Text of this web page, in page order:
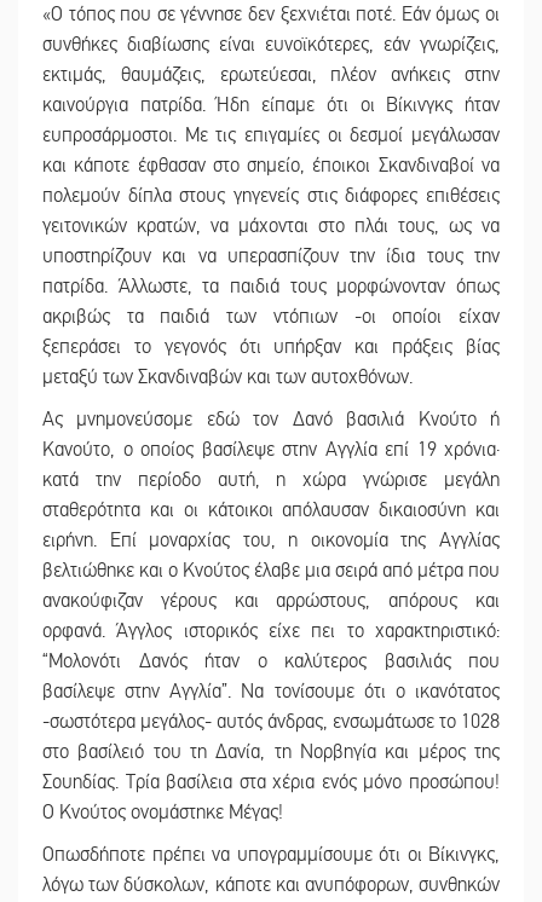
«Ο τόπος που σε γέννησε δεν ξεχνιέται ποτέ. Εάν όμως οι
συνθήκες διαβίωσης είναι ευνοϊκότερες, εάν γνωρίζεις,
εκτιμάς, θαυμάζεις, ερωτεύεσαι, πλέον ανήκεις στην
καινούργια πατρίδα. Ήδη είπαμε ότι οι Βίκινγκς ήταν
ευπροσάρμοστοι. Με τις επιγαμίες οι δεσμοί μεγάλωσαν
και κάποτε έφθασαν στο σημείο, έποικοι Σκανδιναβοί να
πολεμούν δίπλα στους γηγενείς στις διάφορες επιθέσεις
γειτονικών κρατών, να μάχονται στο πλάι τους, ως να
υποστηρίζουν και να υπερασπίζουν την ίδια τους την
πατρίδα. Άλλωστε, τα παιδιά τους μορφώνονταν όπως
ακριβώς τα παιδιά των ντόπιων -οι οποίοι είχαν
ξεπεράσει το γεγονός ότι υπήρξαν και πράξεις βίας
μεταξύ των Σκανδιναβών και των αυτοχθόνων.
Ας μνημονεύσομε εδώ τον Δανό βασιλιά Κνούτο ή
Κανούτο, ο οποίος βασίλεψε στην Αγγλία επί 19 χρόνια·
κατά την περίοδο αυτή, η χώρα γνώρισε μεγάλη
σταθερότητα και οι κάτοικοι απόλαυσαν δικαιοσύνη και
ειρήνη. Επί μοναρχίας του, η οικονομία της Αγγλίας
βελτιώθηκε και ο Κνούτος έλαβε μια σειρά από μέτρα που
ανακούφιζαν γέρους και αρρώστους, απόρους και
ορφανά. Άγγλος ιστορικός είχε πει το χαρακτηριστικό:
“Μολονότι Δανός ήταν ο καλύτερος βασιλιάς που
βασίλεψε στην Αγγλία”. Να τονίσουμε ότι ο ικανότατος
-σωστότερα μεγάλος- αυτός άνδρας, ενσωμάτωσε το 1028
στο βασίλειό του τη Δανία, τη Νορβηγία και μέρος της
Σουηδίας. Τρία βασίλεια στα χέρια ενός μόνο προσώπου!
Ο Κνούτος ονομάστηκε Μέγας!
Οπωσδήποτε πρέπει να υπογραμμίσουμε ότι οι Βίκινγκς,
λόγω των δύσκολων, κάποτε και ανυπόφορων, συνθηκών